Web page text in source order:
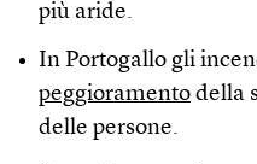
più aride.
In Portogallo gli
peggioramento della
delle persone.